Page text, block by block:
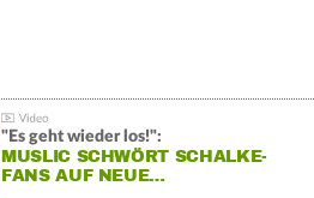
"Es geht wieder los!":
MUSLIC SCHWÖRT SCHALKE-
FANS AUF NEUE…